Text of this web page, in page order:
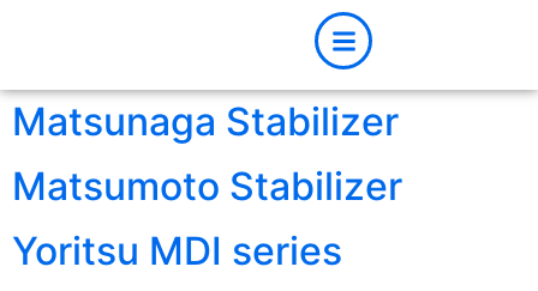
Matsunaga Stabilizer
Matsumoto Stabilizer
Yoritsu MDI series